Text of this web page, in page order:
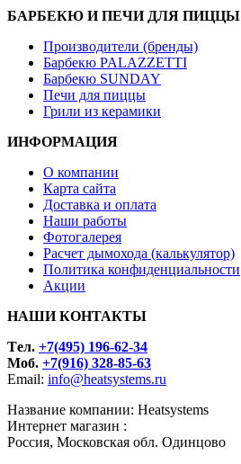
БАРБЕКЮ И ПЕЧИ ДЛЯ ПИЦЦЫ
Производители (бренды)
Барбекю PALAZZETTI
Барбекю SUNDAY
Печи для пиццы
Грили из керамики
ИНФОРМАЦИЯ
О компании
Карта сайта
Доставка и оплата
Наши работы
Фотогалерея
Расчет дымохода (калькулятор)
Политика конфиденциальности
Акции
НАШИ КОНТАКТЫ
Tел. +7(495) 196-62-34
Моб. +7(916) 328-85-63
Email: info@heatsystems.ru
Название компании: Heatsystems
Интернет магазин :
Россия, Московская обл. Одинцово